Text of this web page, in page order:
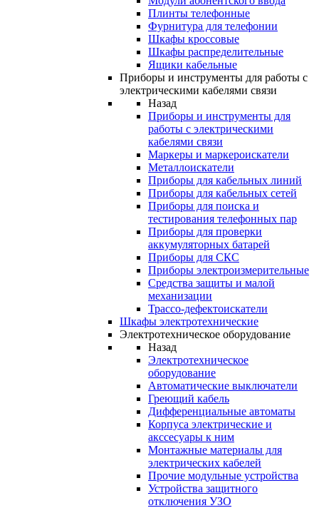
Плинты телефонные
Фурнитура для телефонии
Шкафы кроссовые
Шкафы распределительные
Ящики кабельные
Приборы и инструменты для работы с
электрическими кабелями связи
Назад
Приборы и инструменты для
работы с электрическими
кабелями связи
Маркеры и маркероискатели
Металлоискатели
Приборы для кабельных линий
Приборы для кабельных сетей
Приборы для поиска и
тестирования телефонных пар
Приборы для проверки
аккумуляторных батарей
Приборы для СКС
Приборы электроизмерительные
Средства защиты и малой
механизации
Трассо-дефектоискатели
Шкафы электротехнические
Электротехническое оборудование
Назад
Электротехническое
оборудование
Автоматические выключатели
Греющий кабель
Дифференциальные автоматы
Корпуса электрические и
акссесуары к ним
Монтажные материалы для
электрических кабелей
Прочие модульные устройства
Устройства защитного
отключения УЗО